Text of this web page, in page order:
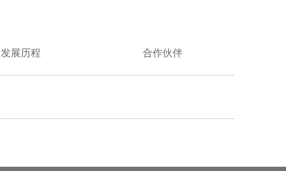
发展历程 合作伙伴